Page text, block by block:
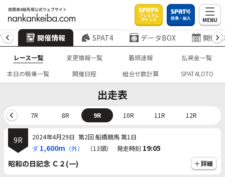
プレミアム
ポイント 投票・加入 MENU
開催情報 SPAT4 データBOX 開催
レース一覧 変更情報一覧 着順速報
払戻金一覧
本日の騎乗一覧
開催日程 組合せ数計算 SPAT4LOTO
出走表
7R 8R 9R 10R 11R 12R
9R 2024年4月29日 第2回 船橋競馬 第1日
ダ 1,600m （外） （13頭） 発走時刻 19:05
昭和の日記念 Ｃ２(一)
詳細